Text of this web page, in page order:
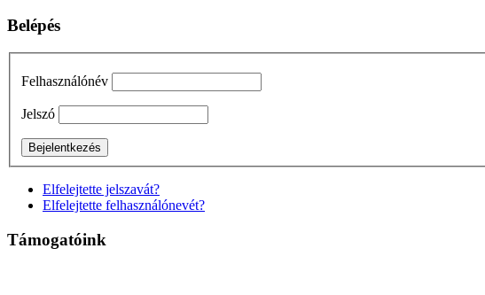
Belépés
Felhasználónév
Jelszó
Elfelejtette jelszavát?
Elfelejtette felhasználónevét?
Támogatóink